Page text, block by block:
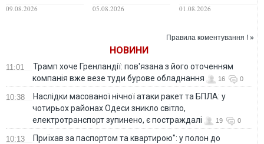
компанія вже везе
09.08.2026
перевозити
05.08.2026
контейнеровоз
01.08.2026
Правила коментування ! »
НОВИНИ
11:01
Трамп хоче Гренландії: пов'язана з його оточенням
компанія вже везе туди бурове обладнання
16 0
10:38
Наслідки масованої нічної атаки ракет та БПЛА: у
чотирьох районах Одеси зникло світло,
електротранспорт зупинено, є постраждалі
19 0
10:13
Приїхав за паспортом та квартирою": у полон до